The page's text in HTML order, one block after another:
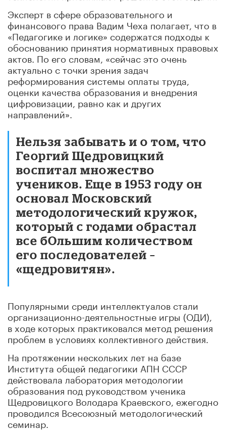
Эксперт в сфере образовательного и
финансового права Вадим Чеха полагает, что в
«Педагогике и логике» содержатся подходы к
обоснованию принятия нормативных правовых
актов. По его словам, «сейчас это очень
актуально с точки зрения задач
реформирования системы оплаты труда,
оценки качества образования и внедрения
цифровизации, равно как и других
направлений».
Нельзя забывать и о том, что
Георгий Щедровицкий
воспитал множество
учеников. Еще в 1953 году он
основал Московский
методологический кружок,
который с годами обрастал
все бОльшим количеством
его последователей –
«щедровитян».
Популярными среди интеллектуалов стали
организационно-деятельностные игры (ОДИ),
в ходе которых практиковался метод решения
проблем в условиях коллективного действия.
На протяжении нескольких лет на базе
Института общей педагогики АПН СССР
действовала лаборатория методологии
образования под руководством ученика
Щедровицкого Володара Краевского, ежегодно
проводился Всесоюзный методологический
семинар.